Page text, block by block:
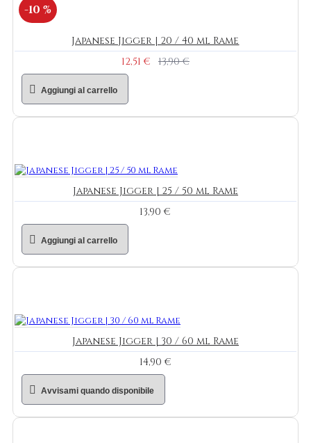
-10 %
Japanese Jigger | 20 / 40 ml Rame
12,51 €
13,90 €
Aggiungi al carrello
Japanese Jigger | 25 / 50 ml Rame
13,90 €
Aggiungi al carrello
Japanese Jigger | 30 / 60 ml Rame
14,90 €
Avvisami quando disponibile